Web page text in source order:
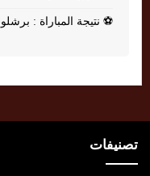
⚽ نتيجة المباراة : برشلونة 0 - 0
تصنيفات